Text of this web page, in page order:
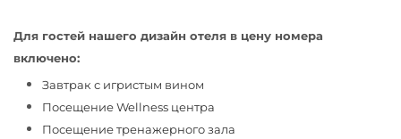
Для гостей нашего дизайн отеля в цену номера
включено:
Завтрак с игристым вином
Посещение Wellness центра
Посещение тренажерного зала